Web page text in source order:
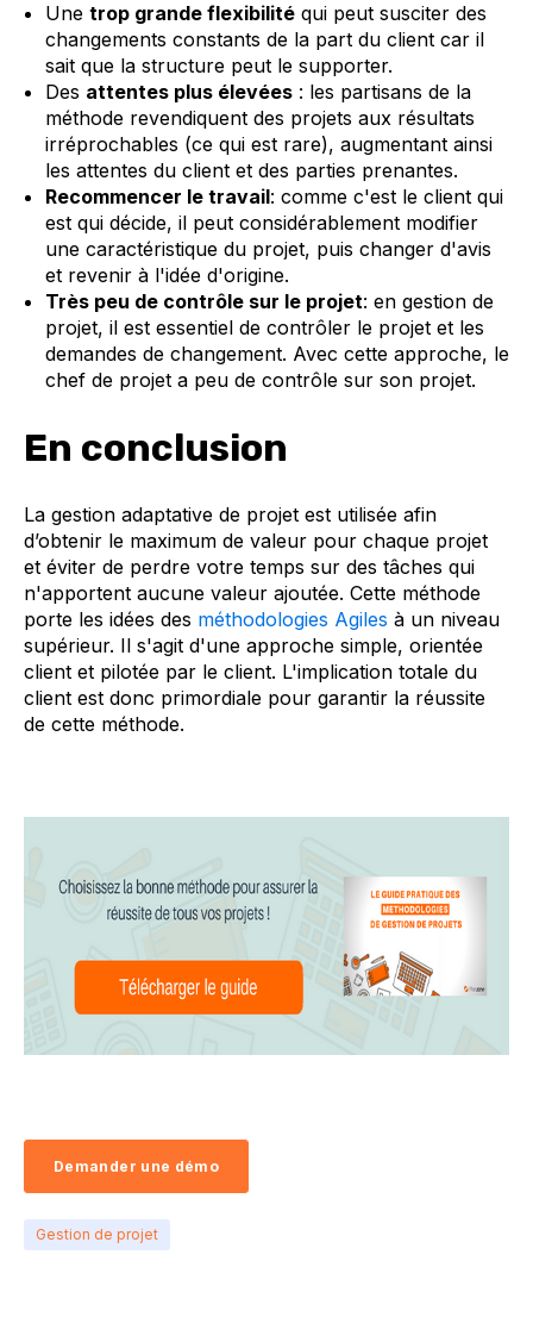
Une trop grande flexibilitéqui peut susciter des
changements constants de la part du client car il
sait que la structure peut le supporter.
Des attentes plus élevées: les partisans de la
méthode revendiquent des projets aux résultats
irréprochables (ce qui est rare), augmentant ainsi
les attentes du client et des parties prenantes.
Recommencer le travail: comme c'est le client qui
est qui décide, il peut considérablement modifier
une caractéristique du projet, puis changer d'avis
et revenir à l'idée d'origine.
Très peu de contrôle sur le projet: en gestion de
projet, il est essentiel de contrôler le projet et les
demandes de changement. Avec cette approche, le
chef de projet a peu de contrôle sur son projet.
En conclusion
La gestion adaptative de projet est utilisée afin
d’obtenir le maximum de valeur pour chaque projet
et éviter de perdre votre temps sur des tâches qui
n'apportent aucune valeur ajoutée. Cette méthode
porte les idées des méthodologies Agiles à un niveau
supérieur. Il s'agit d'une approche simple, orientée
client et pilotée par le client. L'implication totale du
client est donc primordiale pour garantir la réussite
de cette méthode.
Demander une démo
Gestion de projet